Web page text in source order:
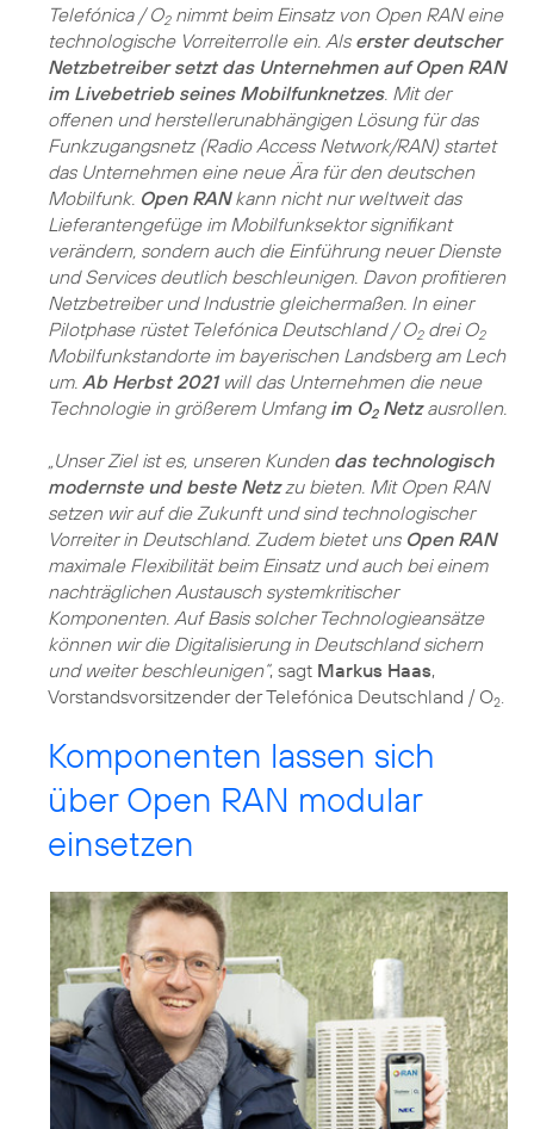
Telefónica / O2nimmt beim Einsatz von Open RAN eine
technologische Vorreiterrolle ein. Als erster deutscher
Netzbetreiber setzt das Unternehmen auf Open RAN
im Livebetrieb seines Mobilfunknetzes. Mit der
offenen und herstellerunabhängigen Lösung für das
Funkzugangsnetz (Radio Access Network/RAN) startet
das Unternehmen eine neue Ära für den deutschen
Mobilfunk. Open RANkann nicht nur weltweit das
Lieferantengefüge im Mobilfunksektor signifikant
verändern, sondern auch die Einführung neuer Dienste
und Services deutlich beschleunigen. Davon profitieren
Netzbetreiber und Industrie gleichermaßen. In einer
Pilotphase rüstet Telefónica Deutschland / O2drei O2
Mobilfunkstandorte im bayerischen Landsberg am Lech
um. Ab Herbst 2021will das Unternehmen die neue
Technologie in größerem Umfang im O2Netzausrollen.
„Unser Ziel ist es, unseren Kunden das technologisch
modernste und beste Netzzu bieten. Mit Open RAN
setzen wir auf die Zukunft und sind technologischer
Vorreiter in Deutschland. Zudem bietet uns Open RAN
maximale Flexibilität beim Einsatz und auch bei einem
nachträglichen Austausch systemkritischer
Komponenten. Auf Basis solcher Technologieansätze
können wir die Digitalisierung in Deutschland sichern
und weiter beschleunigen“, sagt Markus Haas,
Vorstandsvorsitzender der Telefónica Deutschland / O2
Komponenten lassen sich
über Open RAN modular
einsetzen